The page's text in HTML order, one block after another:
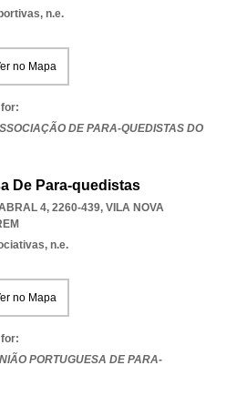
n.e.
no Mapa
DE PARA-QUEDISTAS DO
De Para-quedistas
4, 2260-439, VILA NOVA
n.e.
no Mapa
PORTUGUESA DE PARA-